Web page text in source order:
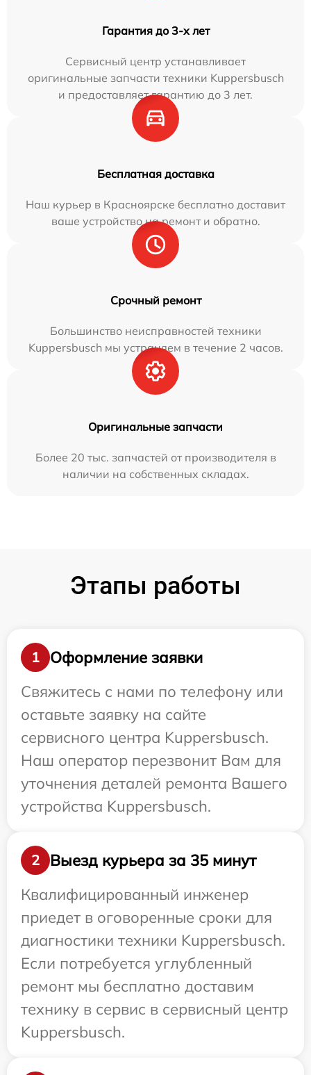
Гарантия до 3-х лет
Сервисный центр устанавливает
оригинальные запчасти техники Kuppersbusch
и предоставляет гарантию до 3 лет.
Бесплатная доставка
Наш курьер в Красноярске бесплатно доставит
ваше устройство на ремонт и обратно.
Срочный ремонт
Большинство неисправностей техники
Kuppersbusch мы устраняем в течение 2 часов.
Оригинальные запчасти
Более 20 тыс. запчастей от производителя в
наличии на собственных складах.
Этапы работы
1
Оформление заявки
Свяжитесь с нами по телефону или
оставьте заявку на сайте
сервисного центра Kuppersbusch.
Наш оператор перезвонит Вам для
уточнения деталей ремонта Вашего
устройства Kuppersbusch.
2
Выезд курьера за 35 минут
Квалифицированный инженер
приедет в оговоренные сроки для
диагностики техники Kuppersbusch.
Если потребуется углубленный
ремонт мы бесплатно доставим
технику в сервис в сервисный центр
Kuppersbusch.